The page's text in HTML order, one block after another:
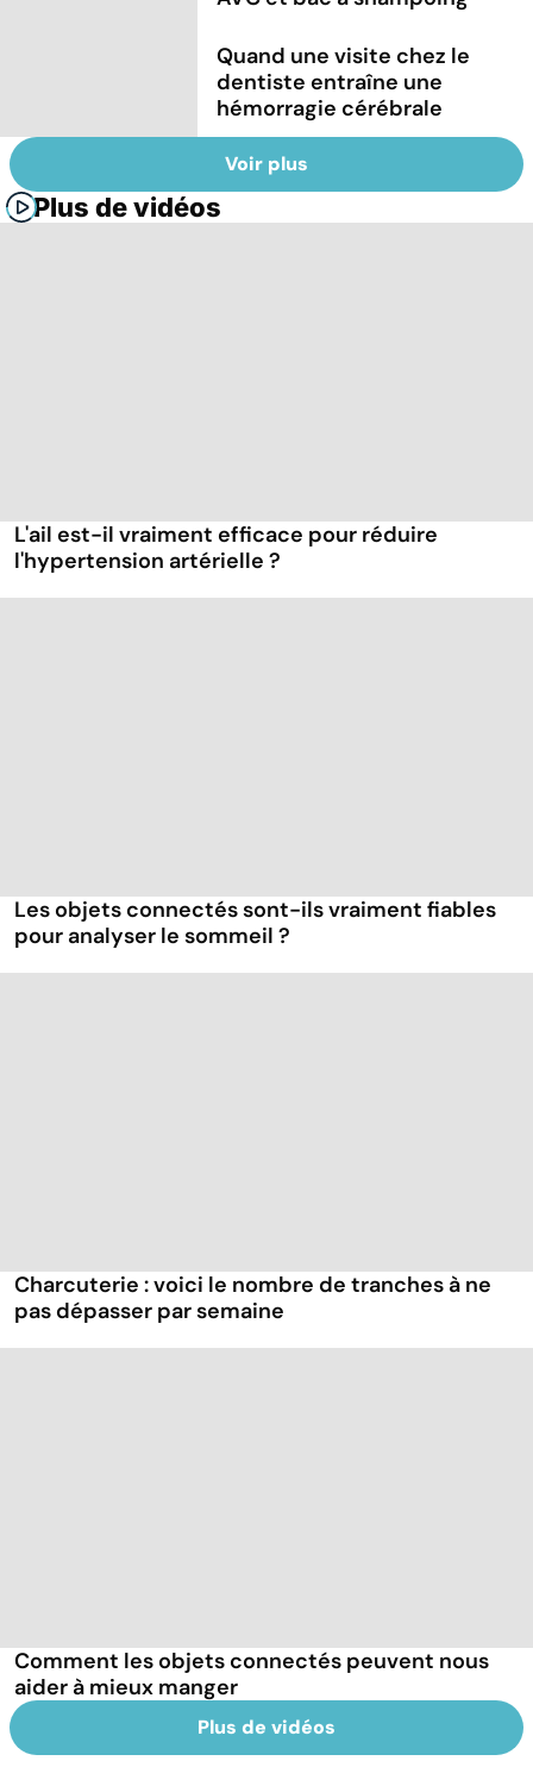
Quand une visite chez le
dentiste entraîne une
hémorragie cérébrale
Voir plus
Plus de vidéos
L'ail est-il vraiment efficace pour réduire
l'hypertension artérielle ?
Les objets connectés sont-ils vraiment fiables
pour analyser le sommeil ?
Charcuterie : voici le nombre de tranches à ne
pas dépasser par semaine
Comment les objets connectés peuvent nous
aider à mieux manger
Plus de vidéos